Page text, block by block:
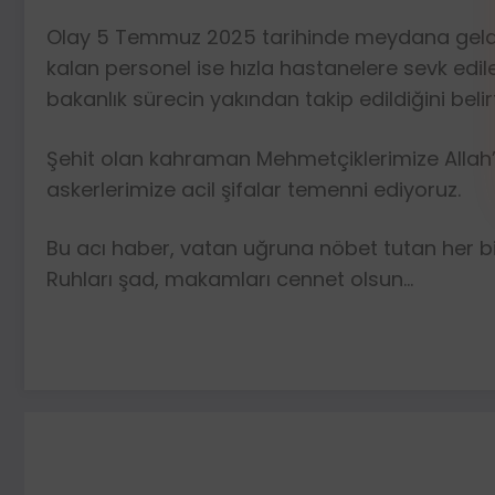
Olay 5 Temmuz 2025 tarihinde meydana
kalan personel ise hızla hastanelere sevk
bakanlık sürecin yakından takip edildiğini
Şehit olan kahraman Mehmetçiklerimize
askerlerimize acil şifalar temenni ediyoruz.
Bu acı haber, vatan uğruna nöbet tutan her
Ruhları şad, makamları cennet olsun…